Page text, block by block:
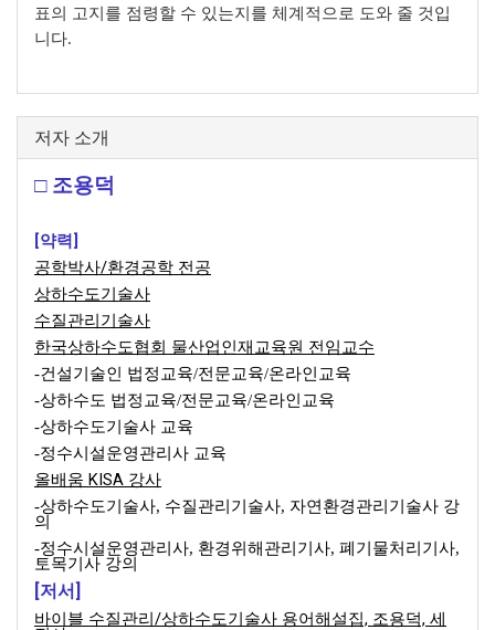
표의 고지를 점령할 수 있는지를 체계적으로 도와 줄 것입
니다.
저자 소개
□ 조용덕
[약력]
공학박사/환경공학 전공
상하수도기술사
수질관리기술사
한국상하수도협회 물산업인재교육원 전임교수
-건설기술인 법정교육/전문교육/온라인교육
-상하수도 법정교육/전문교육/온라인교육
-상하수도기술사 교육
-정수시설운영관리사 교육
올배움 KISA 강사
-상하수도기술사, 수질관리기술사, 자연환경관리기술사 강
의
-정수시설운영관리사, 환경위해관리기사, 폐기물처리기사,
토목기사 강의
[저서]
바이블 수질관리/상하수도기술사 용어해설집, 조용덕, 세